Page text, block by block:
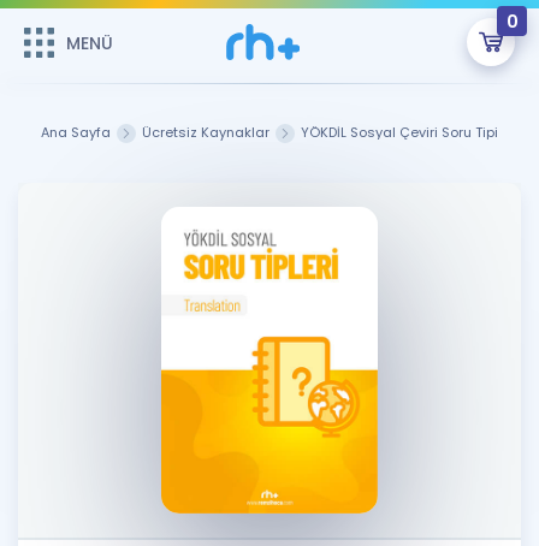
MENÜ
0
Şifremi Hatırlamıyorum
GİRİŞ YAP
ÜYE DEĞİLİM
Remzi Hoca ile seni sınava hazırlayacak onlarca eğitim seni
bekliyor!
MENÜ
Çalışma Paketleri
Kitaplar ve Kaynaklar
Kariyer
Ana Sayfa Ücretsiz Kaynaklar YÖKDİL Sosyal Çeviri Soru Tipi